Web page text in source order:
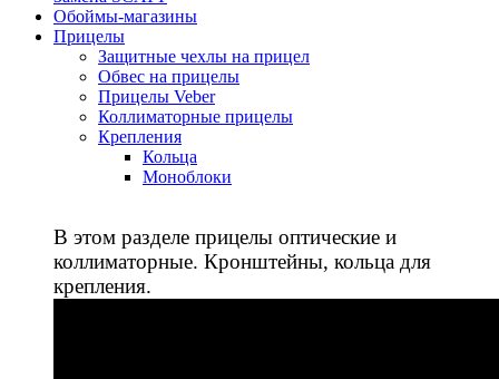
Обоймы-магазины
Прицелы
Защитные чехлы на прицел
Обвес на прицелы
Прицелы Veber
Коллиматорные прицелы
Крепления
Кольца
Моноблоки
В этом разделе прицелы оптические и
коллиматорные. Кронштейны, кольца для
крепления.